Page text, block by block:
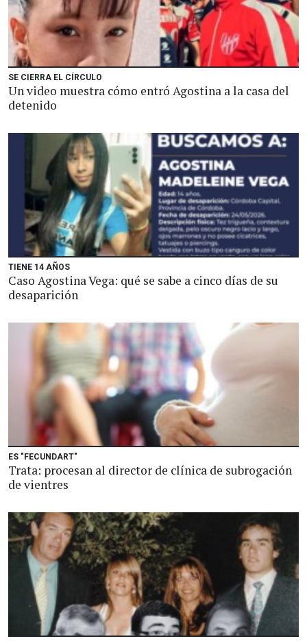
SE CIERRA EL CÍRCULO
Un video muestra cómo entró Agostina a la casa del
detenido
TIENE 14 AÑOS
Caso Agostina Vega: qué se sabe a cinco días de su
desaparición
ES "FECUNDART"
Trata: procesan al director de clínica de subrogación
de vientres